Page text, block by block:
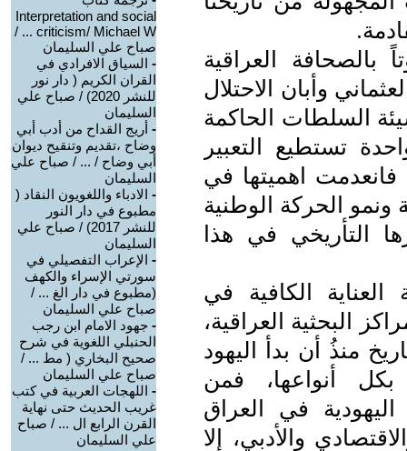
العراقية
وأبان الاحتلال
السلطات الحاكمة
تستطيع التعبير
اهميتها في
الحركة الوطنية
التأريخي في هذا
العناية الكافية في
البحثية العراقية،
منذُ أن بدأ اليهود
أنواعها، فمن
في العراق
والأدبي، إلا
Interpretation and social
criticism/ Michael W ... /
صباح علي السليمان
- السياق الافرادي في
القران الكريم ( دار نور
للنشر 2020) / صباح علي
السليمان
- أريج القداح من أدب أبي
وضاح ،تقديم وتنقيح ديوان
أبي وضاح / ... / صباح علي
السليمان
- الادباء واللغويون النقاد (
مطبوع في دار النور
للنشر 2017) / صباح علي
السليمان
- الإعراب التفصيلي في
سورتي الإسراء والكهف
(مطبوع في دار الغ ... /
صباح علي السليمان
- جهود الامام ابن رجب
الحنبلي اللغوية في شرح
صحيح البخاري ( مط ... /
صباح علي السليمان
- اللهجات العربية في كتب
غريب الحديث حتى نهاية
القرن الرابع ال ... / صباح
علي السليمان